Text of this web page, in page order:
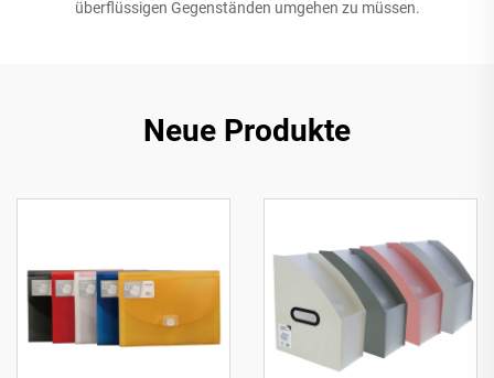
überflüssigen Gegenständen umgehen zu müssen.
Neue Produkte